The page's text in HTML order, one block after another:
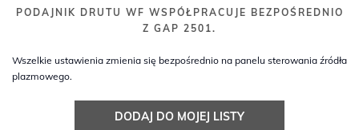
PODAJNIK DRUTU WF WSPÓŁPRACUJE BEZPOŚREDNIO
Z GAP 2501.
Wszelkie ustawienia zmienia się bezpośrednio na panelu sterowania źródła
plazmowego.
DODAJ DO MOJEJ LISTY